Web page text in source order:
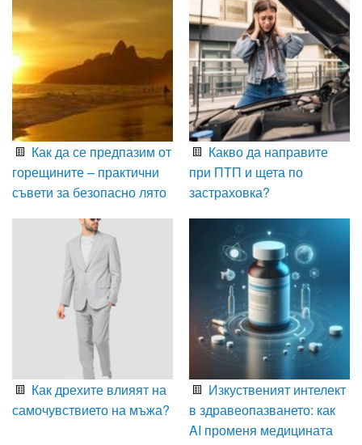
Как да се предпазим от
горещините – практични
съвети за безопасно лято
Какво да направите
при ПТП и щета по
застраховка?
Как дрехите влияят на
самочувствието на мъжа?
Изкуственият интелект
в здравеопазването: как
AI променя медицината